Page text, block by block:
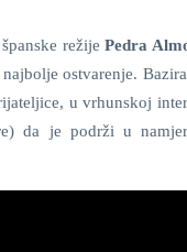
režijePedra
ostvarenje.
u vrhunskoj
da je podrži u